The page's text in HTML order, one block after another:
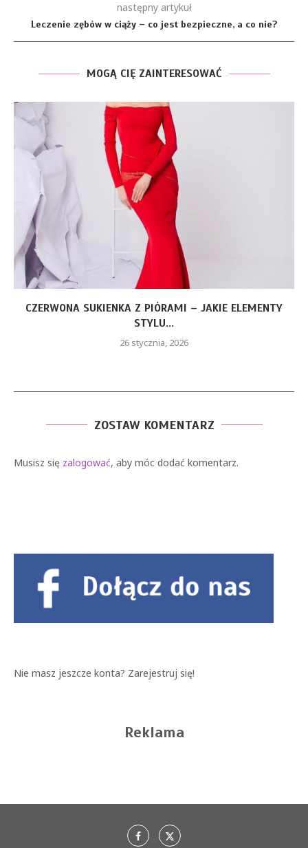
następny artykuł
Leczenie zębów w ciąży – co jest bezpieczne, a co nie?
MOGĄ CIĘ ZAINTERESOWAĆ
CZERWONA SUKIENKA Z PIÓRAMI – JAKIE ELEMENTY
STYLU...
26 stycznia, 2026
ZOSTAW KOMENTARZ
Musisz się zalogować, aby móc dodać komentarz.
Nie masz jeszcze konta? Zarejestruj się!
Reklama